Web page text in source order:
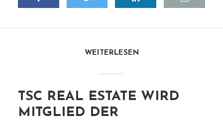
WEITERLESEN
TSC REAL ESTATE WIRD
MITGLIED DER